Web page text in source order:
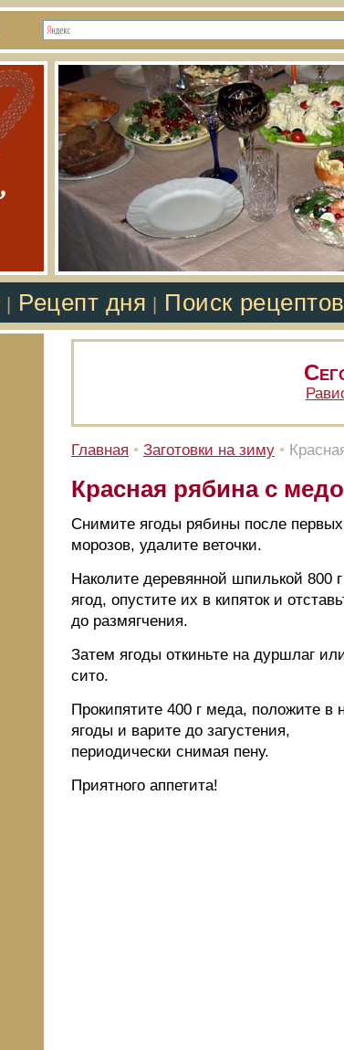
Рецепт дня Поиск
Главная • Заготовки на зиму •
Красная рябина с
Снимите ягоды рябины после первых
морозов, удалите веточки.
Наколите деревянной шпилькой 800 г
ягод, опустите их в кипяток и
до размягчения.
Затем ягоды откиньте на дуршлаг
сито.
Прокипятите 400 г меда, положите в
ягоды и варите до загустения,
периодически снимая пену.
Приятного аппетита!